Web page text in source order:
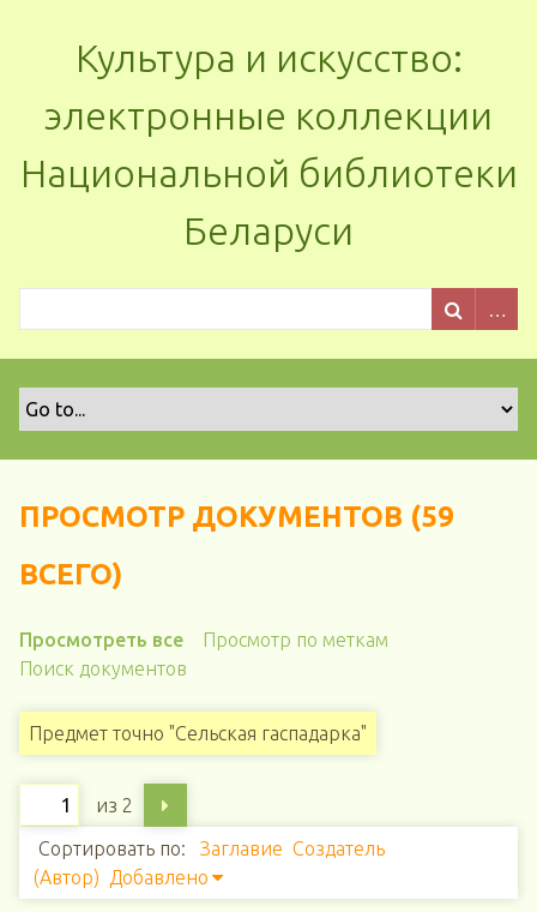
Культура и искусство:
электронные коллекции
Национальной библиотеки
Беларуси
ПРОСМОТР ДОКУМЕНТОВ (59
ВСЕГО)
Просмотреть все
Просмотр по меткам
Поиск документов
Предмет точно "Сельская гаспадарка"
из 2
Сортировать по: Заглавие Создатель
(Автор)
Добавлено